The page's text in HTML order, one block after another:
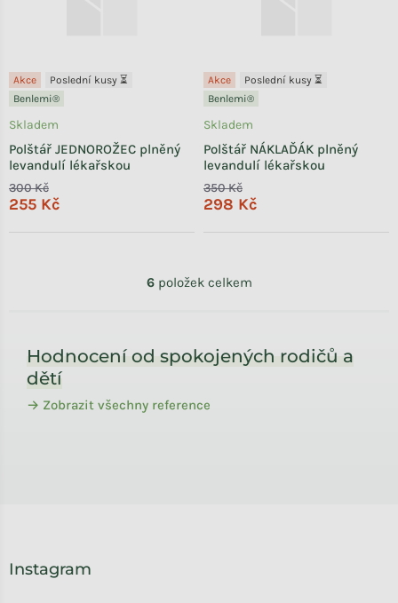
Akce
Poslední kusy ⏳
Benlemi®
Polštář JEDNOROŽEC plněný
levandulí lékařskou
Skladem
300 Kč
255 Kč
Akce
Poslední kusy ⏳
Benlemi®
Polštář NÁKLAĎÁK plněný
levandulí lékařskou
Skladem
350 Kč
298 Kč
6položek celkem
Hodnocení od spokojených rodičů a
dětí
→ Zobrazit všechny reference
Instagram